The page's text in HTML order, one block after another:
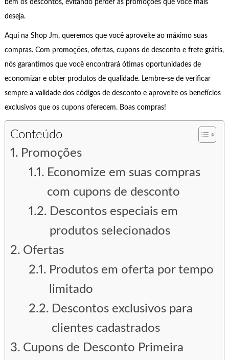
bem os descontos, evitando perder as promoções que você mais
deseja.
Aqui na Shop Jm, queremos que você aproveite ao máximo suas
compras. Com promoções, ofertas, cupons de desconto e frete grátis,
nós garantimos que você encontrará ótimas oportunidades de
economizar e obter produtos de qualidade. Lembre-se de verificar
sempre a validade dos códigos de desconto e aproveite os benefícios
exclusivos que os cupons oferecem. Boas compras!
Conteúdo
Promoções
Economize em suas compras
com cupons de desconto
Descontos especiais em
produtos selecionados
Ofertas
Produtos em oferta por tempo
limitado
Descontos exclusivos para
clientes cadastrados
Cupons de Desconto Primeira